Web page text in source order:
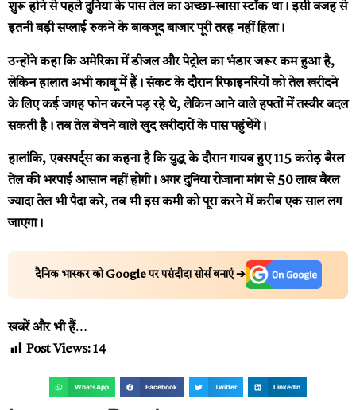
शुरू होने से पहले दुनिया के पास तेल का अच्छा-खासा स्टॉक था। इसी वजह से
इतनी बड़ी सप्लाई रुकने के बावजूद बाजार पूरी तरह नहीं हिला।
उन्होंने कहा कि अमेरिका में डीजल और पेट्रोल का भंडार जरूर कम हुआ है,
लेकिन हालात अभी काबू में हैं। संकट के दौरान रिफाइनरियों को तेल खरीदने
के लिए कई जगह फोन करने पड़ रहे थे, लेकिन आने वाले हफ्तों में तस्वीर बदल
सकती है। तब तेल बेचने वाले खुद खरीदारों के पास पहुंचेंगे।
हालांकि, एक्सपर्ट्स का कहना है कि युद्ध के दौरान गायब हुए 115 करोड़ बैरल
तेल की भरपाई आसान नहीं होगी। अगर दुनिया रोजाना मांग से 50 लाख बैरल
ज्यादा तेल भी पैदा करे, तब भी इस कमी को पूरा करने में करीब एक साल लग
जाएगा।
दैनिक भास्कर को Google पर पसंदीदा सोर्स बनाएं ➔
खबरें और भी हैं…
Post Views:14
WhatsApp Facebook Twitter LinkedIn